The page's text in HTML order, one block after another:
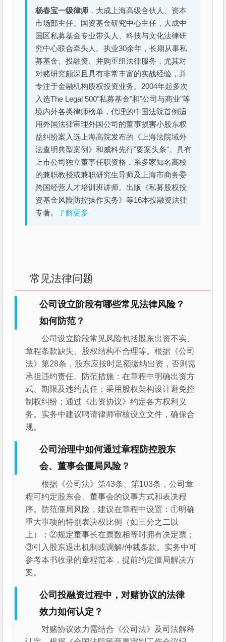
杨春宝一级律师 ，大成上海高级合伙人、资本
市场部主任、国资基金研究中心主任，大成中
国区私募基金专业带头人、科技与文化法律研
究中心联合牵头人。执业30余年，长期从事私
募基金、投融资、并购重组法律服务，尤其对
对赌研究颇深且具有非常丰富的实战经验，并
专注于金融机构股权投资业务。2004年起多次
入选The Legal 500"私募基金"和"公司与商业"等
境内外各类律师榜单，代理的中国法院首例适
用外国法律审理外国公司的董事损害小股东权
益纠纷案入选上海高院发布的《上海法院域外
法查明典型案例》和威科先行"要案头条"。具有
上市公司独立董事任职资格，系多家知名高校
的兼职教授或兼职研究生导师及上海市商务委
跨国经营人才培训班讲师。出版《私募股权投
资基金风险防控操作实务》等16本投融资法律
专著。 了解更多
常见法律问题
公司设立阶段有哪些常见法律风险？
如何防范？
公司设立阶段常见风险包括股东出资不实、
章程条款缺失、股权结构不合理等。根据《公司
法》第28条，股东应按时足额缴纳出资，否则需
承担违约责任。防范措施：在章程中明确出资方
式、期限及违约责任；采用股权架构设计避免控
制权纠纷；通过《出资协议》约定各方权利义
务。实务中建议聘请律师审核设立文件，确保合
规。
公司治理中如何通过章程防控股东
会、董事会僵局风险？
根据《公司法》第43条、第103条，公司章
程可约定股东会、董事会的议事方式和表决程
序。防范僵局风险，建议在章程中设置：①明确
重大事项的特别表决权比例（如三分之二以
上）；②规定董事长在票数相等时拥有决定票；
③引入股东退出机制或调解/仲裁条款。实务中可
参考本书收录的章程范本，提前约定僵局解决方
案。
公司投融资过程中，对赌协议的法律
效力如何认定？
对赌协议效力需结合《公司法》及司法解释